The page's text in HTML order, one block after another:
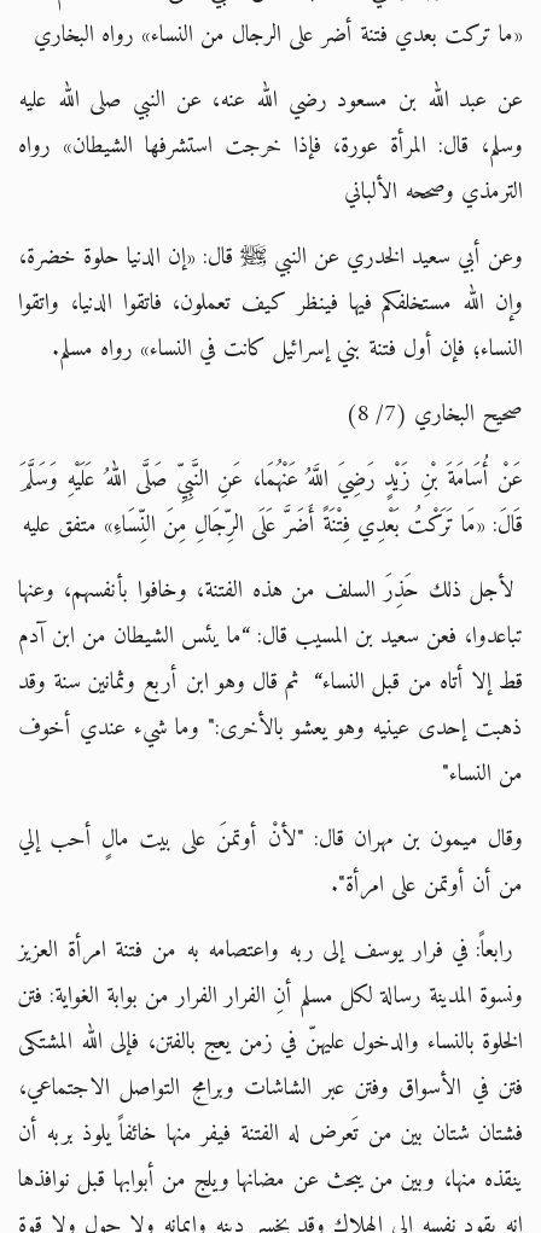
«ما تركت بعدي فتنة أضر على الرجال من النساء» رواه البخاري
عن عبد الله بن مسعود رضي الله عنه، عن النبي صلى الله عليه
وسلم، قال: المرأة عورة، فإذا خرجت استشرفها الشيطان» رواه
الترمذي وصححه الألباني
وعن أبي سعيد الخدري عن النبي ﷺ قال: «إن الدنيا حلوة خضرة،
وإن الله مستخلفكم فيها فينظر كيف تعملون، فاتقوا الدنيا، واتقوا
النساء؛ فإن أول فتنة بني إسرائيل كانت في النساء» رواه مسلم.
صحيح البخاري (7/ 8)
عَنْ أُسَامَةَ بْنِ زَيْدٍ رَضِيَ اللَّهُ عَنْهُمَا، عَنِ النَّبِيِّ صَلَّى اللهُ عَلَيْهِ وَسَلَّمَ
قَالَ: «مَا تَرَكْتُ بَعْدِي فِتْنَةً أَضَرَّ عَلَى الرِّجَالِ مِنَ النِّسَاءِ» متفق عليه
لأجل ذلك حَذِرَ السلف من هذه الفتنة، وخافوا بأنفسهم، وعنها
تباعدوا، فعن سعيد بن المسيب قال: “ما يئس الشيطان من ابن آدم
قط إلا أتاه من قبل النساء“ ثم قال وهو ابن أربع وثمانين سنة وقد
ذهبت إحدى عينيه وهو يعشو بالأخرى:" وما شيء عندي أخوف
من النساء"
وقال ميمون بن مهران قال: "لأنْ أوتمنَ على بيت مالٍ أحب إلي
من أن أوتمن على امرأة".
رابعاً: في فرار يوسف إلى ربه واعتصامه به من فتنة امرأة العزيز
ونسوة المدينة رسالة لكل مسلم أنِ الفرار الفرار من بوابة الغواية: فتن
الخلوة بالنساء والدخول عليهنّ في زمن يعج بالفتن، فإلى الله المشتكى
فتن في الأسواق وفتن عبر الشاشات وبرامج التواصل الاجتماعي،
فشتان شتان بين من تَعرض له الفتنة فيفر منها خائفاً يلوذ بربه أن
ينقذه منها، وبين من يبحث عن مضانها ويلج من أبوابها قبل نوافذها